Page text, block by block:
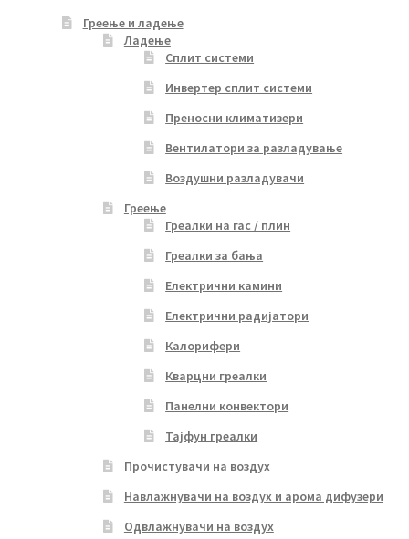
Греење и ладење
Ладење
Сплит системи
Инвертер сплит системи
Преносни климатизери
Вентилатори за разладување
Воздушни разладувачи
Греење
Греалки на гас / плин
Греалки за бања
Електрични камини
Електрични радијатори
Калорифери
Кварцни греалки
Панелни конвектори
Тајфун греалки
Прочистувачи на воздух
Навлажнувачи на воздух и арома дифузери
Одвлажнувачи на воздух